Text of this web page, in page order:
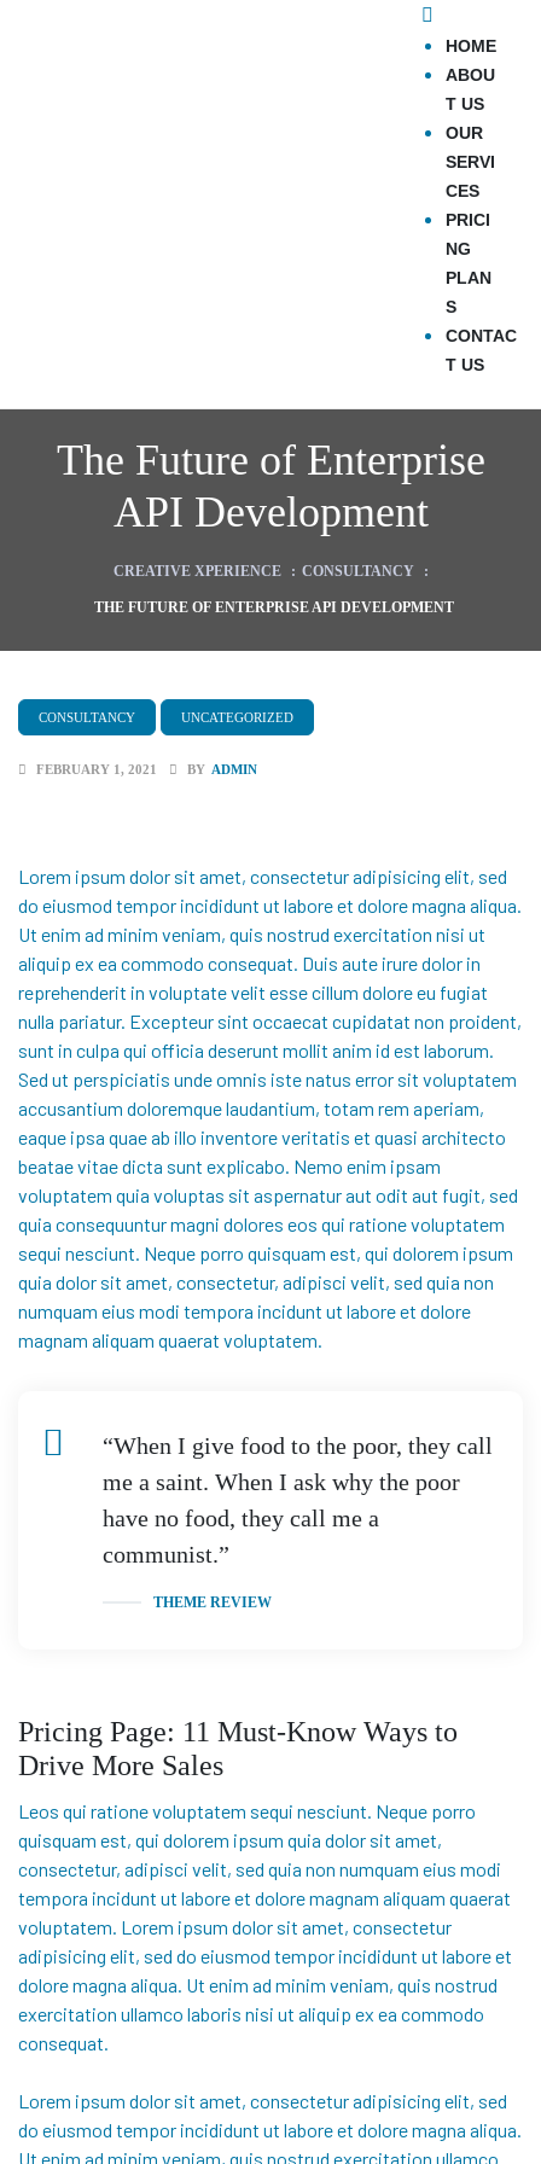
HOME
ABOU
T US
OUR
SERVI
CES
PRICI
NG
PLAN
S
CONTAC
T US
The Future of Enterprise
API Development
CREATIVE XPERIENCE : CONSULTANCY :
THE FUTURE OF ENTERPRISE API DEVELOPMENT
CONSULTANCY UNCATEGORIZED
FEBRUARY 1, 2021 BY ADMIN
Lorem ipsum dolor sit amet, consectetur adipisicing elit, sed
do eiusmod tempor incididunt ut labore et dolore magna aliqua.
Ut enim ad minim veniam, quis nostrud exercitation nisi ut
aliquip ex ea commodo consequat. Duis aute irure dolor in
reprehenderit in voluptate velit esse cillum dolore eu fugiat
nulla pariatur. Excepteur sint occaecat cupidatat non proident,
sunt in culpa qui officia deserunt mollit anim id est laborum.
Sed ut perspiciatis unde omnis iste natus error sit voluptatem
accusantium doloremque laudantium, totam rem aperiam,
eaque ipsa quae ab illo inventore veritatis et quasi architecto
beatae vitae dicta sunt explicabo. Nemo enim ipsam
voluptatem quia voluptas sit aspernatur aut odit aut fugit, sed
quia consequuntur magni dolores eos qui ratione voluptatem
sequi nesciunt. Neque porro quisquam est, qui dolorem ipsum
quia dolor sit amet, consectetur, adipisci velit, sed quia non
numquam eius modi tempora incidunt ut labore et dolore
magnam aliquam quaerat voluptatem.
“When I give food to the poor, they call
me a saint. When I ask why the poor
have no food, they call me a
communist.”
THEME REVIEW
Pricing Page: 11 Must-Know Ways to
Drive More Sales
Leos qui ratione voluptatem sequi nesciunt. Neque porro
quisquam est, qui dolorem ipsum quia dolor sit amet,
consectetur, adipisci velit, sed quia non numquam eius modi
tempora incidunt ut labore et dolore magnam aliquam quaerat
voluptatem. Lorem ipsum dolor sit amet, consectetur
adipisicing elit, sed do eiusmod tempor incididunt ut labore et
dolore magna aliqua. Ut enim ad minim veniam, quis nostrud
exercitation ullamco laboris nisi ut aliquip ex ea commodo
consequat.
Lorem ipsum dolor sit amet, consectetur adipisicing elit, sed
do eiusmod tempor incididunt ut labore et dolore magna aliqua.
Ut enim ad minim veniam, quis nostrud exercitation ullamco